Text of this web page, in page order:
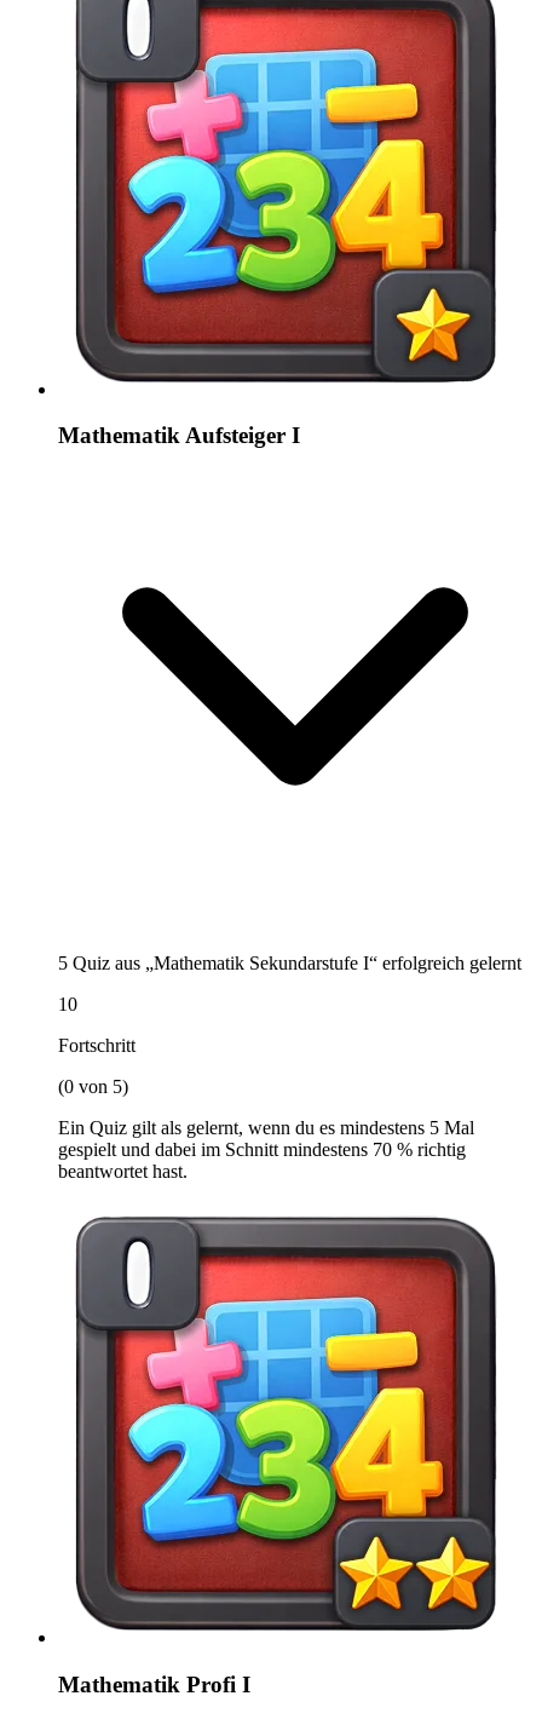
Mathematik Aufsteiger I
5 Quiz aus „Mathematik Sekundarstufe I“ erfolgreich gelernt
10
Fortschritt
(0 von 5)
Ein Quiz gilt als gelernt, wenn du es mindestens 5 Mal
gespielt und dabei im Schnitt mindestens 70 % richtig
beantwortet hast.
Mathematik Profi I